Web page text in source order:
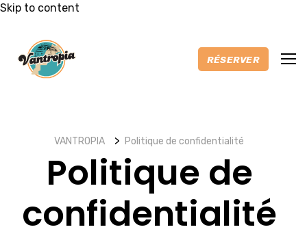
Skip to content
RÉSERVER
Nos vans
Extras
VANTROPIA > Politique de confidentialité
Politique de
confidentialité